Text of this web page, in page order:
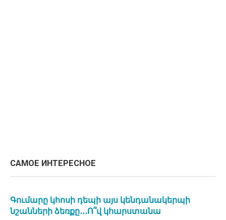
САМОЕ ИНТЕРЕСНОЕ
Գումարը կհոսի դեպի այս կենդանակերպի
նշանների ձեռքը․․․Ո՞վ կհարստանա